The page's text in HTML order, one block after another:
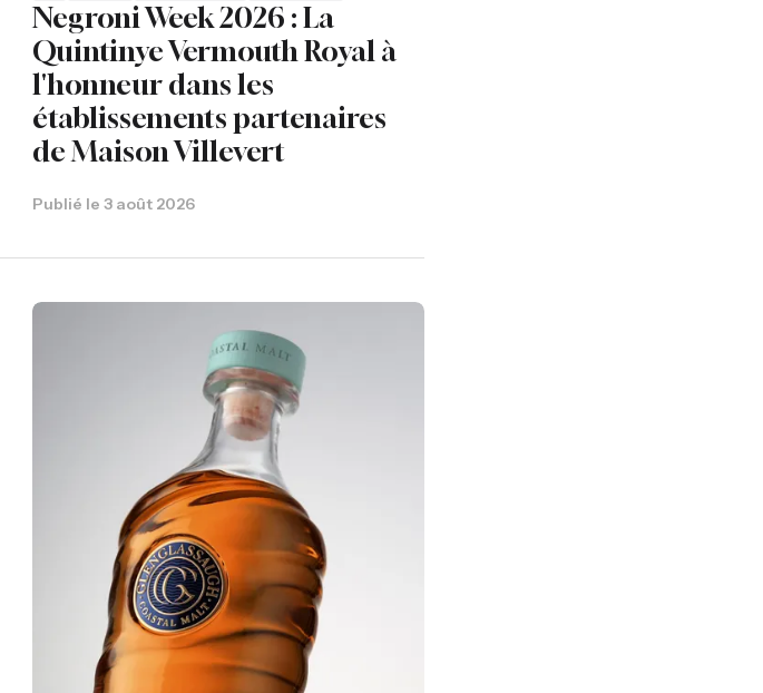
Negroni Week 2026 : La
Quintinye Vermouth Royal à
l'honneur dans les
établissements partenaires
de Maison Villevert
Publié le 3 août 2026